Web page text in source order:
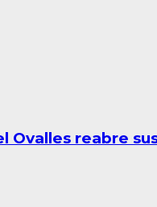
Ovalles reabre